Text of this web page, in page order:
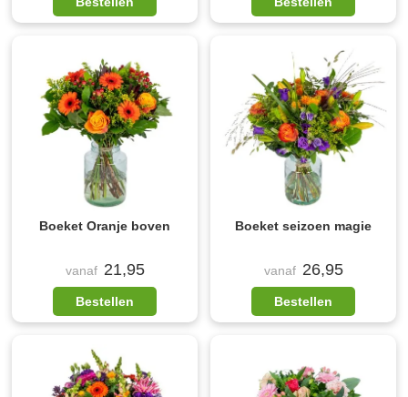
Boeket Oranje boven
vanaf 21,95
Bestellen
Boeket seizoen magie
vanaf 26,95
Bestellen